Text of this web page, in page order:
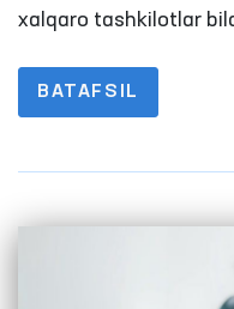
xalqaro tashkilotlar
qaratilmoqda.
BATAFSIL